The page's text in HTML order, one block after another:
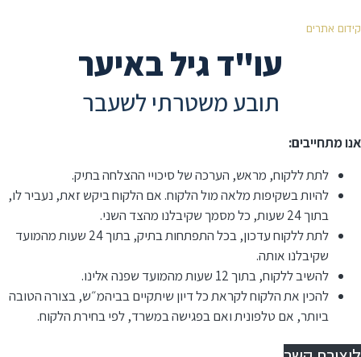
קידום אתרים
עו"ד גיל באיער
תובע משטרתי לשעבר
אנו מתחייבים:
לתת ללקוח, מראש, הערכה של סיכויי ההצלחה בתיק.
להיות בשקיפות מלאה מול הלקוח. אם הלקוח ביקש זאת, נעביר לו,
בתוך 24 שעות, כל מסמך שקיבלנו מהצד השני.
לתת ללקוח עדכון, בכל התפתחות בתיק, בתוך 24 שעות מהמועד
שקיבלנו אותה.
להשיב ללקוח, בתוך 12 שעות מהמועד שפנה אלינו.
⁠להכין את הלקוח לקראת כל דיון שיתקיים בביהמ״ש, בצורה הטובה
ביותר, אם טלפונית ואם בפגישה במשרד, לפי בחירת הלקוח.